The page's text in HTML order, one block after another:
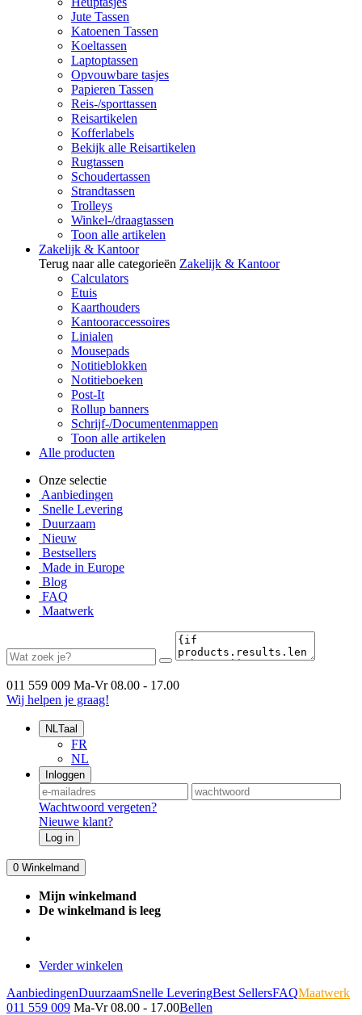
Jute Tassen
Katoenen Tassen
Koeltassen
Laptoptassen
Opvouwbare tasjes
Papieren Tassen
Reis-/sporttassen
Reisartikelen
Kofferlabels
Bekijk alle Reisartikelen
Rugtassen
Schoudertassen
Strandtassen
Trolleys
Winkel-/draagtassen
Toon alle artikelen
Zakelijk & Kantoor
Terug naar alle categorieën Zakelijk & Kantoor
Calculators
Etuis
Kaarthouders
Kantooraccessoires
Linialen
Mousepads
Notitieblokken
Notitieboeken
Post-It
Rollup banners
Schrijf-/Documentenmappen
Toon alle artikelen
Alle producten
Onze selectie
Aanbiedingen
Snelle Levering
Duurzaam
Nieuw
Bestsellers
Made in Europe
Blog
FAQ
Maatwerk
011 559 009 Ma-Vr 08.00 - 17.00
Wij helpen je graag!
NLTaal
FR
NL
Inloggen
Wachtwoord vergeten?
Nieuwe klant?
Log in
0 Winkelmand
Mijn winkelmand
De winkelmand is leeg
Verder winkelen
AanbiedingenDuurzaamSnelle LeveringBest SellersFAQMaatwerk
011 559 009 Ma-Vr 08.00 - 17.00Bellen